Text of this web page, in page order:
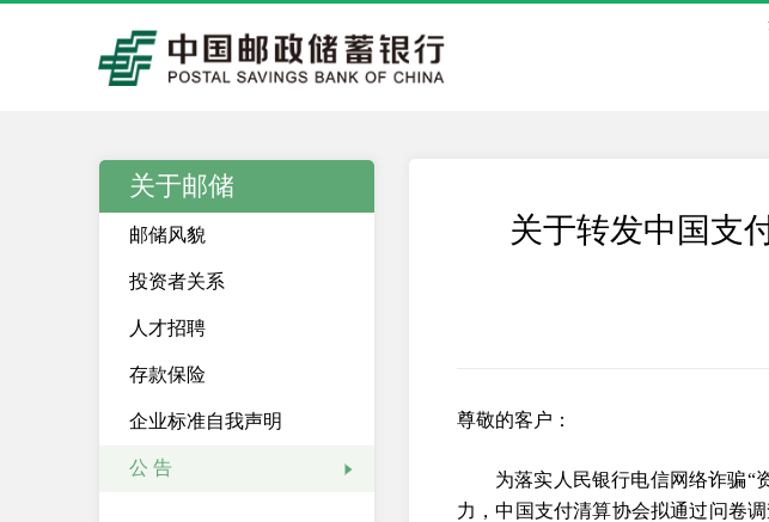
关于邮储
邮储风貌
投资者关系
人才招聘
存款保险
企业标准自我声明
公 告
关于转发中国支
尊敬的客户：
为落实人民银行电信网络诈骗“
力，中国支付清算协会拟通过问卷